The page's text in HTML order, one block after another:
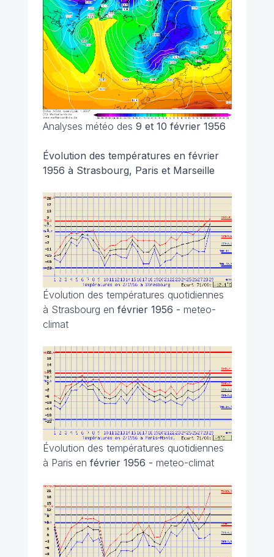
Analyses météo des 9 et 10 février 1956
Évolution des températures en février
1956 à Strasbourg, Paris et Marseille
Évolution des températures quotidiennes
à Strasbourg en février 1956 - meteo-
climat
Évolution des températures quotidiennes
à Paris en février 1956 - meteo-climat